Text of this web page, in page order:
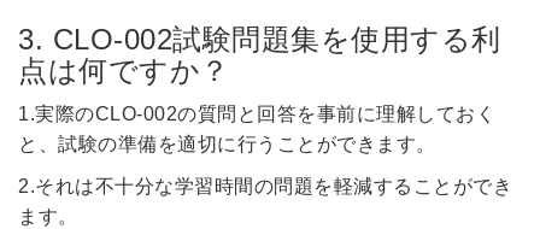
3. CLO-002試験問題集を使用する利
点は何ですか？
1.実際のCLO-002の質問と回答を事前に理解しておく
と、試験の準備を適切に行うことができます。
2.それは不十分な学習時間の問題を軽減することができ
ます。